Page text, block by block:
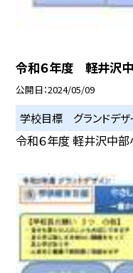
令和６年度 軽井沢
公開日 2024/05/09
学校目標 グランドデザ
令和６年度 軽井沢中部